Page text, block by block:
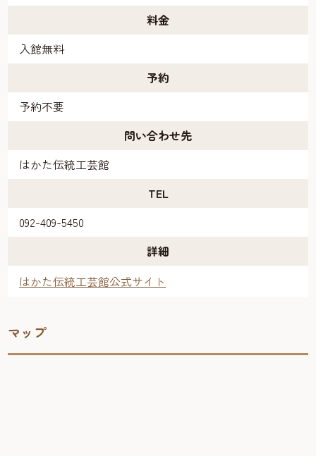
料金
入館無料
予約
予約不要
問い合わせ先
はかた伝統工芸館
TEL
092-409-5450
詳細
はかた伝統工芸館公式サイト
マップ